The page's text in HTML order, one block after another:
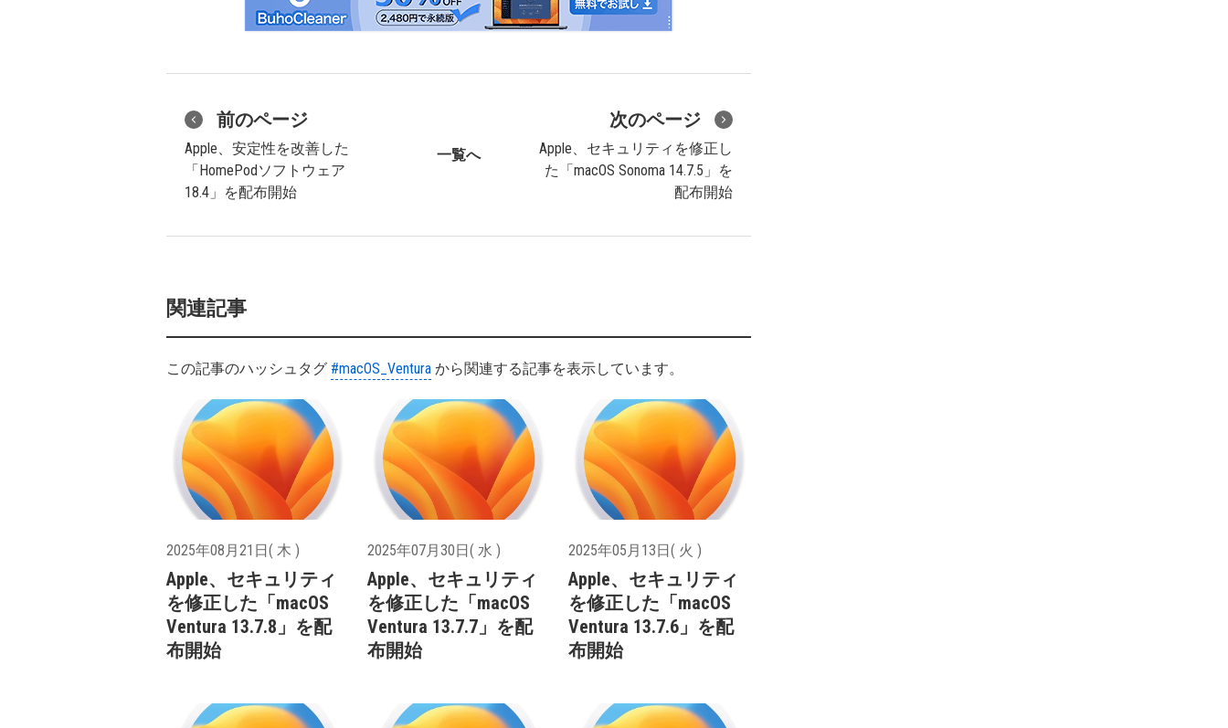
前のページ
Apple、安定性を改善した
「HomePodソフトウェア
18.4」を配布開始
一覧へ
次のページ
Apple、セキュリティを修正し
た「macOS Sonoma 14.7.5」を
配布開始
関連記事
この記事のハッシュタグ #macOS_Ventura から関連する記事を表示しています。
2025年08月21日( 木 )
Apple、セキュリティ
を修正した「macOS
Ventura 13.7.8」を配
布開始
2025年07月30日( 水 )
Apple、セキュリティ
を修正した「macOS
Ventura 13.7.7」を配
布開始
2025年05月13日( 火 )
Apple、セキュリティ
を修正した「macOS
Ventura 13.7.6」を配
布開始